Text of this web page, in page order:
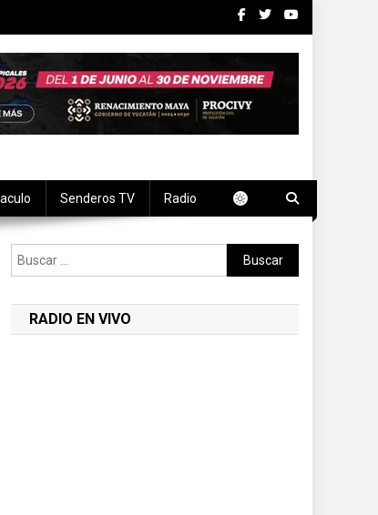
Senderos TV Radio
Buscar:
RADIO EN VIVO